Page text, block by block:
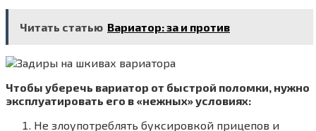
Читать статью Вариатор: за и против
Чтобы уберечь вариатор от быстрой поломки, нужно
эксплуатировать его в «нежных» условиях:
Не злоупотреблять буксировкой прицепов и